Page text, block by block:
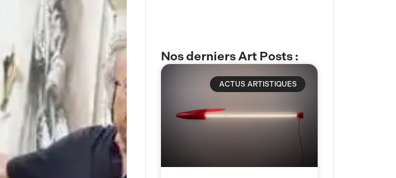
Nos derniers Art Posts :
ACTUS ARTISTIQUES